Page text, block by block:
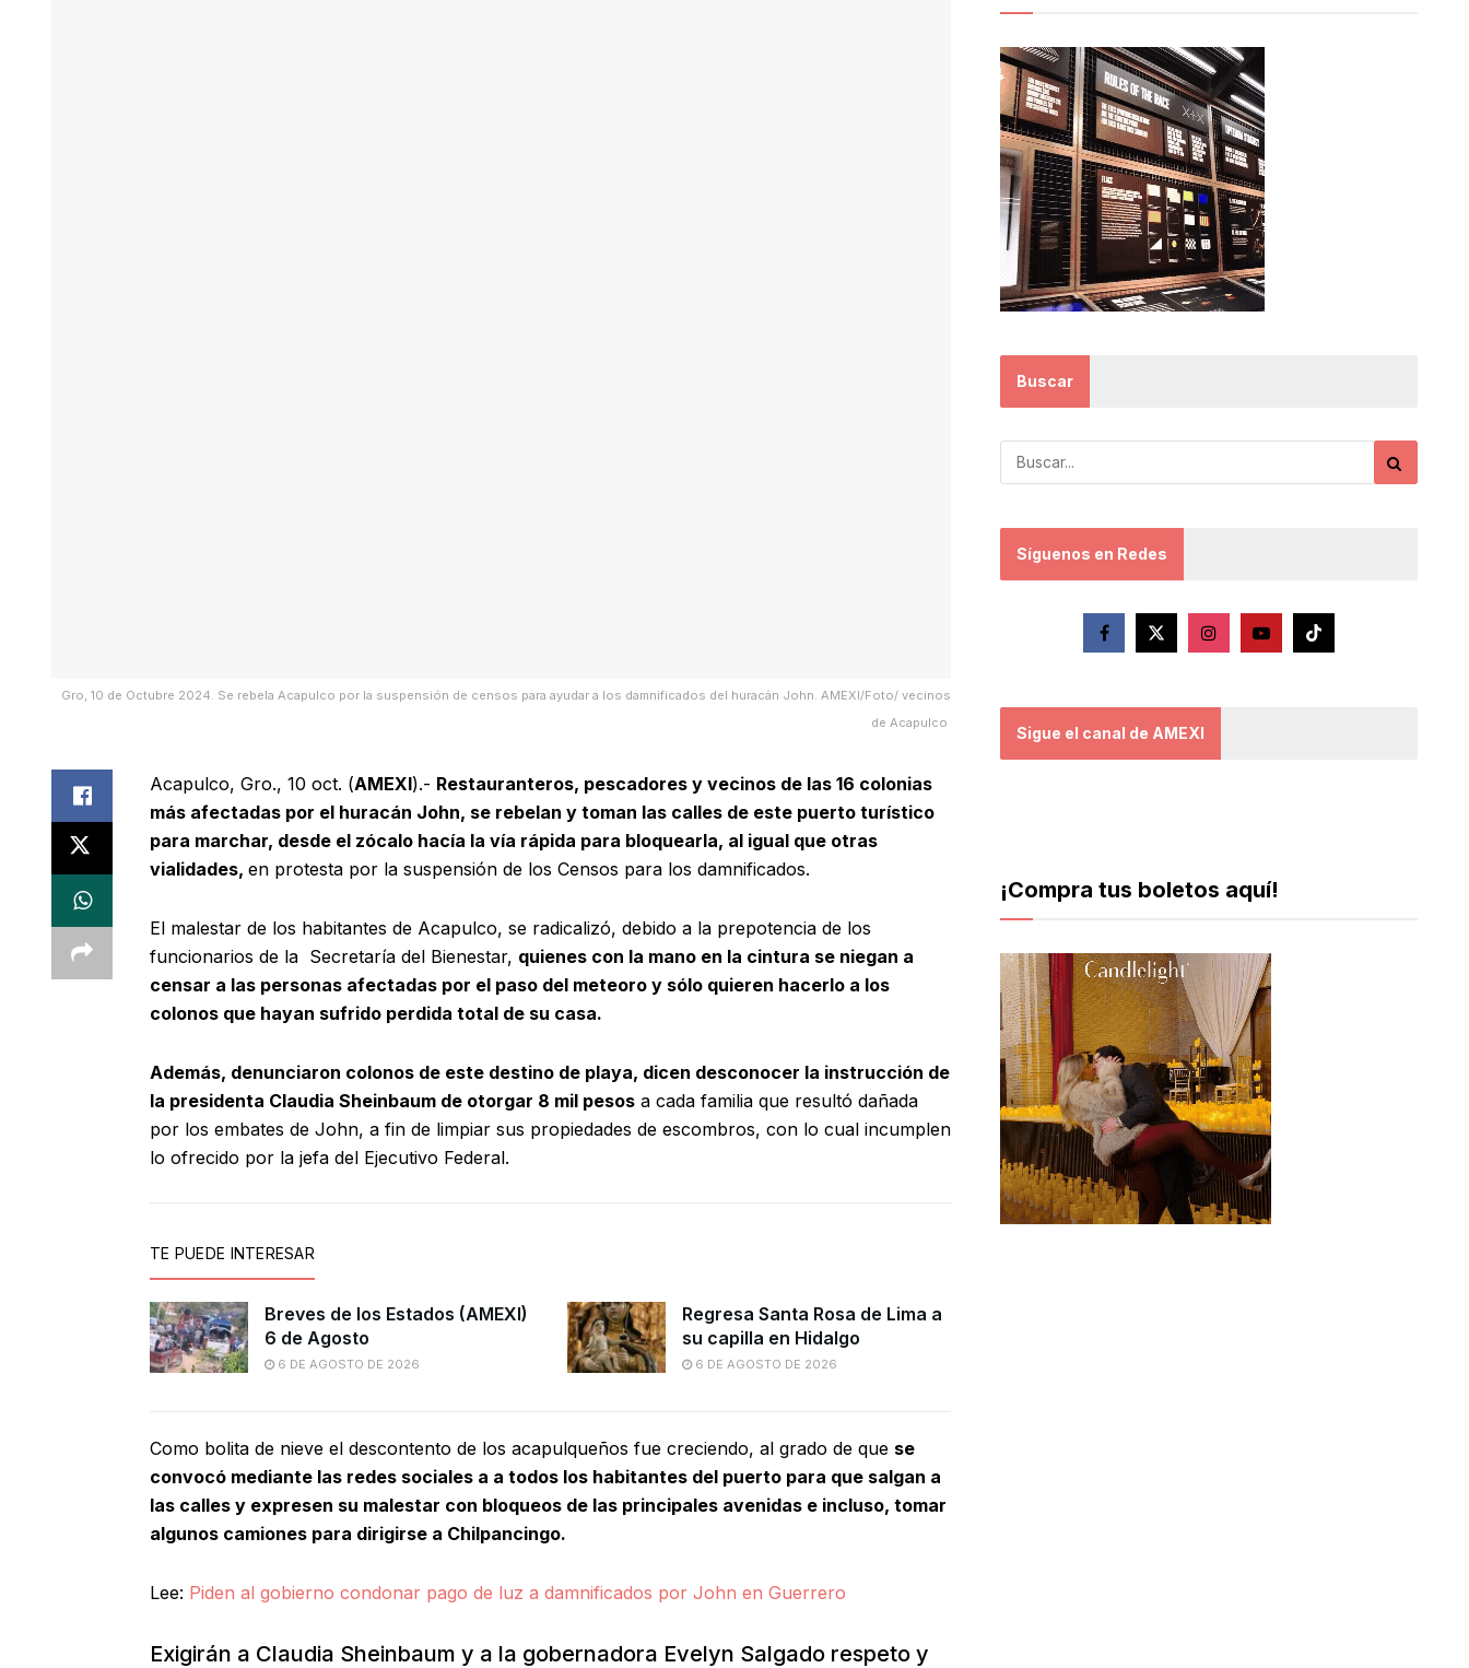
Gro, 10 de Octubre 2024. Se rebela Acapulco por la suspensión de censos para ayudar a los damnificados del huracán John. AMEXI/Foto/ vecinos
de Acapulco
Acapulco, Gro., 10 oct. (AMEXI).- Restauranteros, pescadores y vecinos de las 16 colonias
más afectadas por el huracán John, se rebelan y toman las calles de este puerto turístico
para marchar, desde el zócalo hacía la vía rápida para bloquearla, al igual que otras
vialidades, en protesta por la suspensión de los Censos para los damnificados.
El malestar de los habitantes de Acapulco, se radicalizó, debido a la prepotencia de los
funcionarios de la Secretaría del Bienestar, quienes con la mano en la cintura se niegan a
censar a las personas afectadas por el paso del meteoro y sólo quieren hacerlo a los
colonos que hayan sufrido perdida total de su casa.
Además, denunciaron colonos de este destino de playa, dicen desconocer la instrucción de
la presidenta Claudia Sheinbaum de otorgar 8 mil pesos a cada familia que resultó dañada
por los embates de John, a fin de limpiar sus propiedades de escombros, con lo cual incumplen
lo ofrecido por la jefa del Ejecutivo Federal.
TE PUEDE INTERESAR
Breves de los Estados (AMEXI)
6 de Agosto
6 DE AGOSTO DE 2026
Regresa Santa Rosa de Lima a
su capilla en Hidalgo
6 DE AGOSTO DE 2026
Como bolita de nieve el descontento de los acapulqueños fue creciendo, al grado de que se
convocó mediante las redes sociales a a todos los habitantes del puerto para que salgan a
las calles y expresen su malestar con bloqueos de las principales avenidas e incluso, tomar
algunos camiones para dirigirse a Chilpancingo.
Lee: Piden al gobierno condonar pago de luz a damnificados por John en Guerrero
Exigirán a Claudia Sheinbaum y a la gobernadora Evelyn Salgado respeto y
Buscar
Síguenos en Redes
Sigue el canal de AMEXI
¡Compra tus boletos aquí!